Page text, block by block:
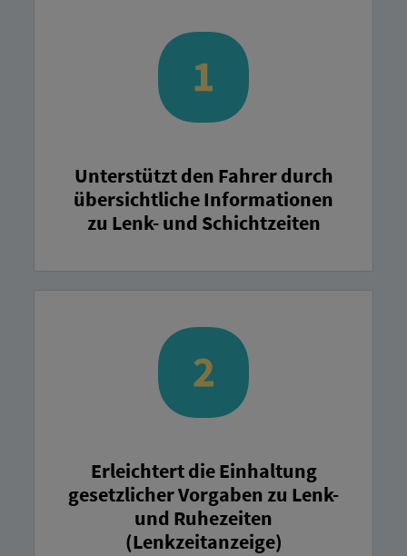
Unterstützt den Fahrer durch
übersichtliche Informationen
zu Lenk- und Schichtzeiten
Erleichtert die Einhaltung
gesetzlicher Vorgaben zu Lenk-
und Ruhezeiten
(Lenkzeitanzeige)